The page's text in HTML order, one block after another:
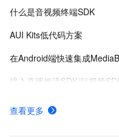
什么是音视频终端SDK
AUI Kits低代码方案
在Android端快速集成
接入直播推流SDK/短视频
MediaBox音视频SDK Demo
查看更多